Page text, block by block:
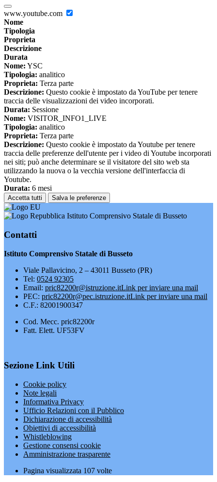
www.youtube.com
Nome
Tipologia
Proprieta
Descrizione
Durata
Nome: YSC
Tipologia: analitico
Proprieta: Terza parte
Descrizione: Questo cookie è impostato da YouTube per tenere
traccia delle visualizzazioni dei video incorporati.
Durata: Sessione
Nome: VISITOR_INFO1_LIVE
Tipologia: analitico
Proprieta: Terza parte
Descrizione: Questo cookie è impostato da Youtube per tenere
traccia delle preferenze dell'utente per i video di Youtube incorporati
nei siti; può anche determinare se il visitatore del sito web sta
utilizzando la nuova o la vecchia versione dell'interfaccia di
Youtube.
Durata: 6 mesi
Accetta tutti Salva le preferenze
Istituto Comprensivo Statale di Busseto
Contatti
Istituto Comprensivo Statale di Busseto
Viale Pallavicino, 2 – 43011 Busseto (PR)
Tel: 0524 92305
Email: pric82200r@istruzione.itLink per inviare una mail
PEC: pric82200r@pec.istruzione.itLink per inviare una mail
C.F.: 82001900347
Cod. Mecc. pric82200r
Fatt. Elett. UF53FV
Sezione Link Utili
Cookie policy
Note legali
Informativa Privacy
Ufficio Relazioni con il Pubblico
Dichiarazione di accessibilità
Obiettivi di accessibilità
Whistleblowing
Gestione consensi cookie
Amministrazione trasparente
Pagina visualizzata 107 volte